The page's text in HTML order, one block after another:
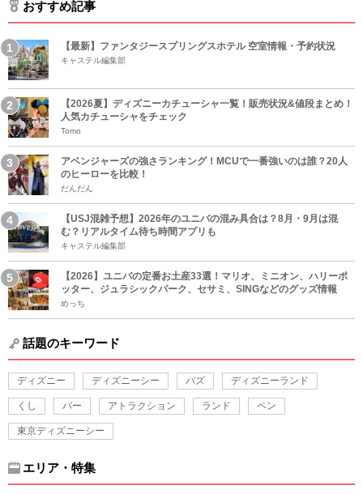
おすすめ記事
【最新】ファンタジースプリングスホテル 空室情報・予約状況
キャステル編集部
【2026夏】ディズニーカチューシャ一覧！販売状況&値段まとめ！
人気カチューシャをチェック
Tomo
アベンジャーズの強さランキング！MCUで一番強いのは誰？20人
のヒーローを比較！
だんだん
【USJ混雑予想】2026年のユニバの混み具合は？8月・9月は混
む？リアルタイム待ち時間アプリも
キャステル編集部
【2026】ユニバの定番お土産33選！マリオ、ミニオン、ハリーポ
ッター、ジュラシックパーク、セサミ、SINGなどのグッズ情報
めっち
話題のキーワード
ディズニー ディズニーシー バズ ディズニーランド
くし バー アトラクション ランド ペン
東京ディズニーシー
エリア・特集